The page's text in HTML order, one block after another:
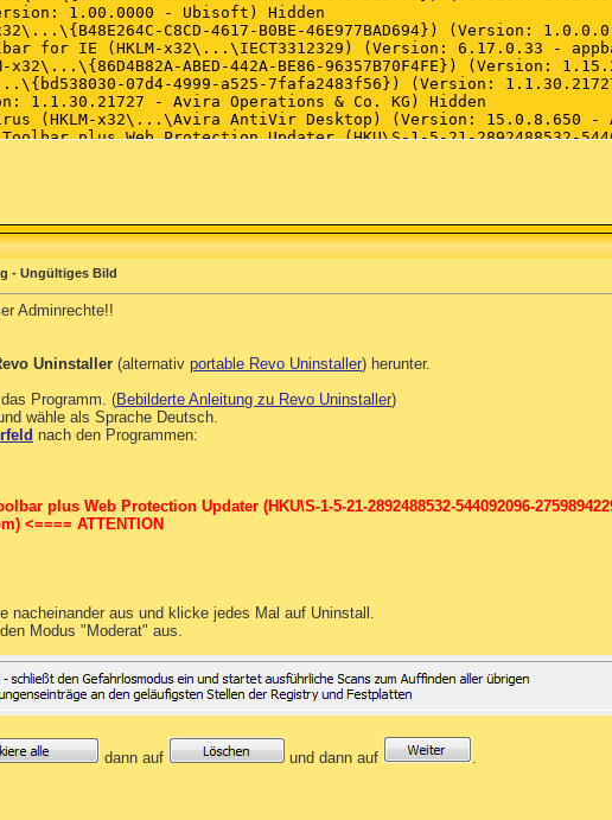
- Ungültiges Bild
Adminrechte!!
Uninstaller (alternativ portable Revo Uninstaller) herunter.
Programm. (Bebilderte Anleitung zu Revo Uninstaller)
wähle als Sprache Deutsch.
nach den Programmen:
plus Web Protection Updater (HKU\S-1-5-21-2892488532-544092096-
<==== ATTENTION
nacheinander aus und klicke jedes Mal auf Uninstall.
Modus "Moderat" aus.
dann auf und dann auf .